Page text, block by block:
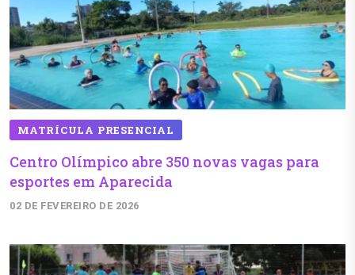
MATRÍCULA PRESENCIAL
Centro Olímpico abre 350 novas vagas para
esportes em Aparecida
02 DE FEVEREIRO DE 2026